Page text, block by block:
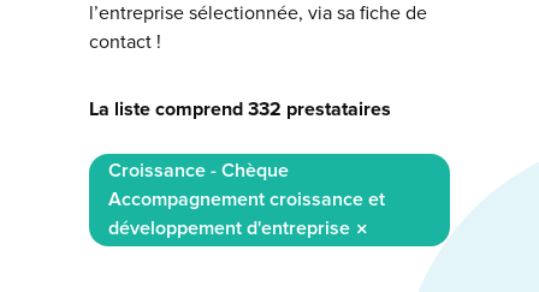
l’entreprise sélectionnée, via sa fiche de
contact !
La liste comprend 332 prestataires
Croissance - Chèque
Accompagnement croissance et
développement d'entreprise